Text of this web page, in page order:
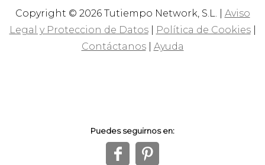
Copyright © 2026 Tutiempo Network, S.L. | Aviso
Legal y Proteccion de Datos| Política de Cookies|
Contáctanos| Ayuda
Puedes seguirnos en:
f 1